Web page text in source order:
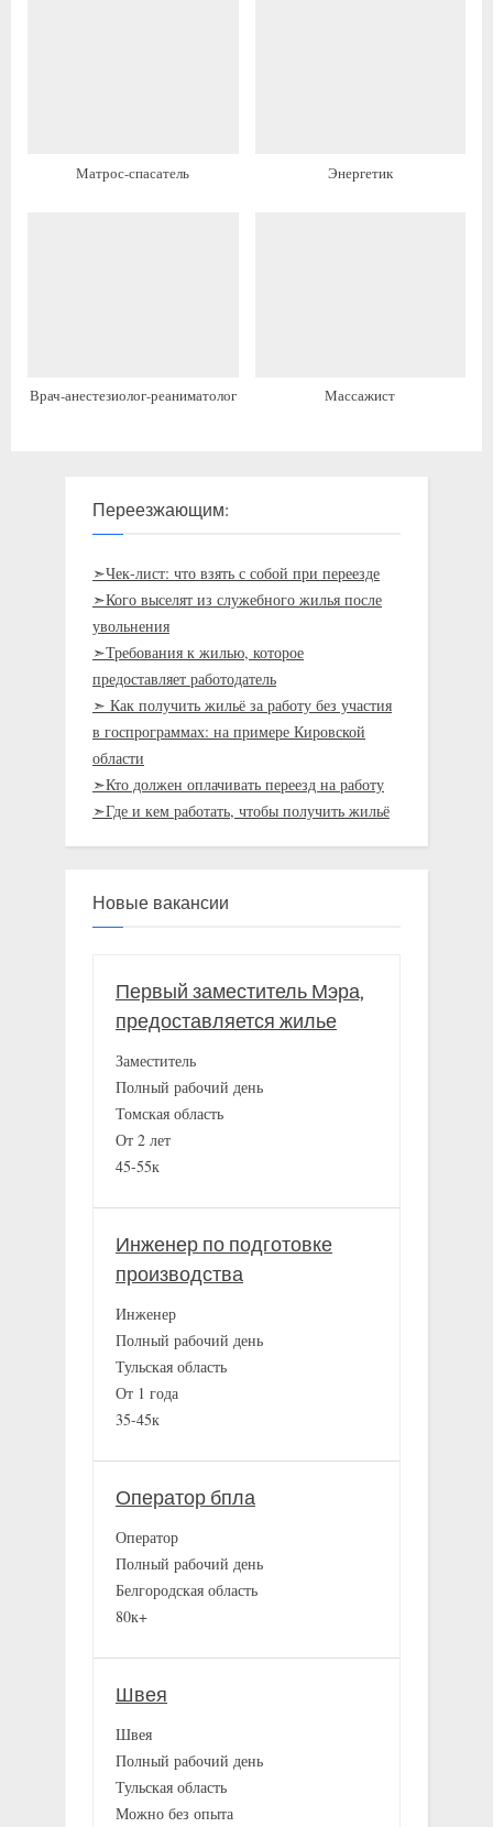
Матрос-спасатель Энергетик
Врач-анестезиолог-реаниматолог Массажист
Переезжающим:
➣Чек-лист: что взять с собой при переезде
➣Кого выселят из служебного жилья после
увольнения
➣Требования к жилью, которое
предоставляет работодатель
➣ Как получить жильё за работу без участия
в госпрограммах: на примере Кировской
области
➣Кто должен оплачивать переезд на работу
➣Где и кем работать, чтобы получить жильё
Новые вакансии
Первый заместитель Мэра,
предоставляется жилье
Заместитель
Полный рабочий день
Томская область
От 2 лет
45-55к
Инженер по подготовке
производства
Инженер
Полный рабочий день
Тульская область
От 1 года
35-45к
Оператор бпла
Оператор
Полный рабочий день
Белгородская область
80к+
Швея
Швея
Полный рабочий день
Тульская область
Можно без опыта